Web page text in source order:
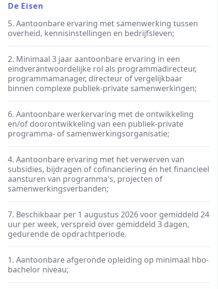
De Eisen
5. Aantoonbare ervaring met samenwerking tussen
overheid, kennisinstellingen en bedrijfsleven;
2. Minimaal 3 jaar aantoonbare ervaring in een
eindverantwoordelijke rol als programmadirecteur,
programmamanager, directeur of vergelijkbaar
binnen complexe publiek-private samenwerkingen;
6. Aantoonbare werkervaring met de ontwikkeling
en/of doorontwikkeling van een publiek-private
programma- of samenwerkingsorganisatie;
4. Aantoonbare ervaring met het verwerven van
subsidies, bijdragen of cofinanciering én het financieel
aansturen van programma's, projecten of
samenwerkingsverbanden;
7. Beschikbaar per 1 augustus 2026 voor gemiddeld 24
uur per week, verspreid over gemiddeld 3 dagen,
gedurende de opdrachtperiode.
1. Aantoonbare afgeronde opleiding op minimaal hbo-
bachelor niveau;